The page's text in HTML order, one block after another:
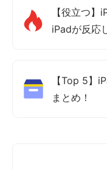
【役立つ
iPadが反応
【Top 5】
まとめ！